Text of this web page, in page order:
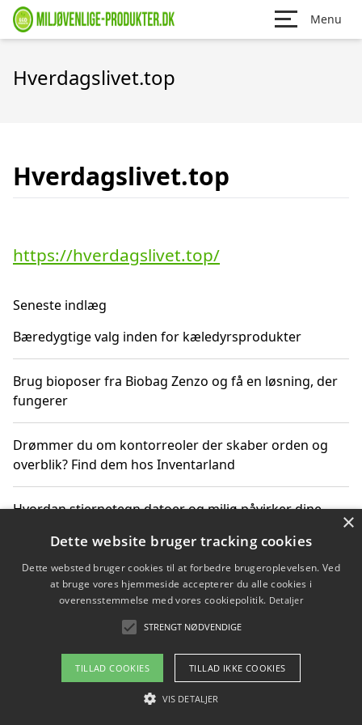
Menu
Hverdagslivet.top
Hverdagslivet.top
https://hverdagslivet.top/
Seneste indlæg
Bæredygtige valg inden for kæledyrsprodukter
Brug bioposer fra Biobag Zenzo og få en løsning, der
fungerer
Drømmer du om kontorreoler der skaber orden og
overblik? Find dem hos Inventarland
Hvordan stjernetegn datoer og miljø påvirker dine
Bæredygtige gadgets til en grønnere hverdag
Om / kontakt
Blog Betingelser
×
Dette website bruger tracking cookies
Dette websted bruger cookies til at forbedre brugeroplevelsen. Ved
at bruge vores hjemmeside accepterer du alle cookies i
overensstemmelse med vores cookiepolitik. Detaljer
STRENGT NØDVENDIGE
TILLAD COOKIES TILLAD IKKE COOKIES
VIS DETALJER